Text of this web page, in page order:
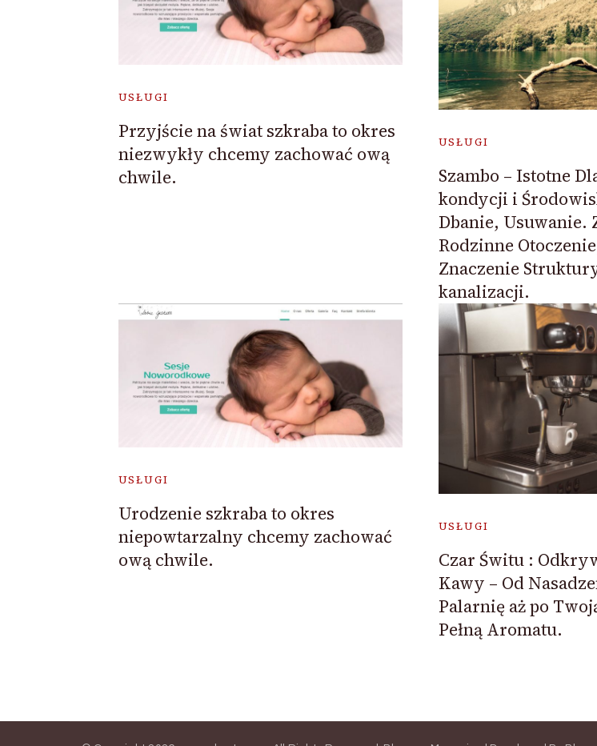
USŁUGI
Przyjście na świat szkraba to okres
niezwykły chcemy zachować ową
chwile.
USŁUGI
Szambo – Istotne
kondycji i
Dbanie, Usuwanie.
Rodzinne
Znaczenie
kanalizacji.
USŁUGI
Urodzenie szkraba to okres
niepowtarzalny chcemy zachować
ową chwile.
USŁUGI
Czar Świtu :
Kawy – Od
Palarnię aż po
Pełną Aromatu.